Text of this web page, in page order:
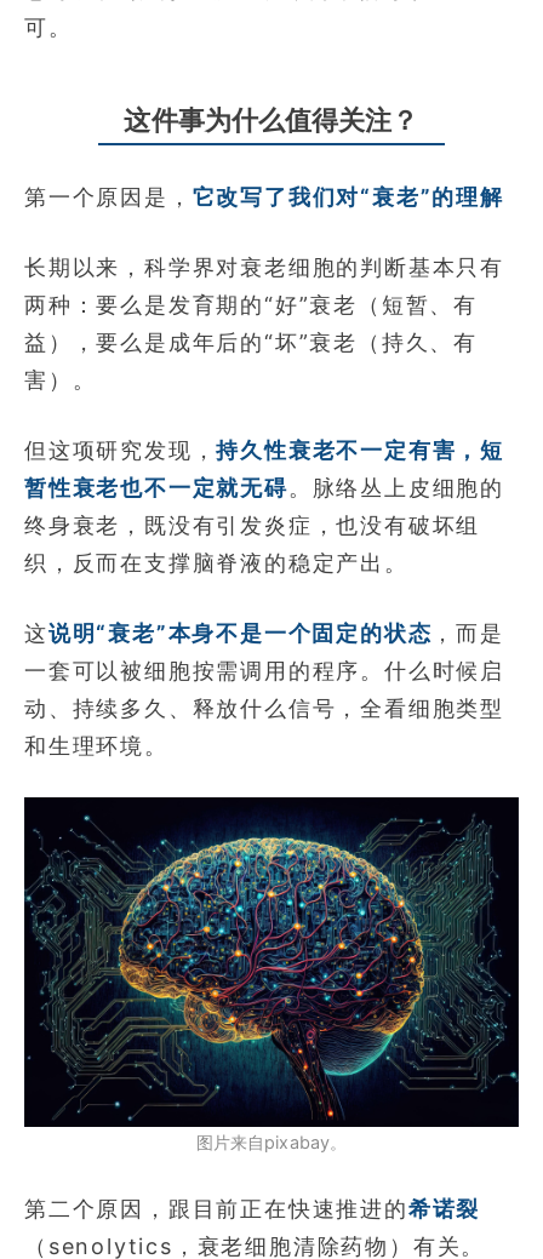
可。
这件事为什么值得关注？
第一个原因是， 它改写了我们对“衰老”的理解
长期以来，科学界对衰老细胞的判断基本只有
两种：要么是发育期的“好”衰老（短暂、有
益），要么是成年后的“坏”衰老（持久、有
害）。
但这项研究发现，持久性衰老不一定有害，短
暂性衰老也不一定就无碍。脉络丛上皮细胞的
终身衰老，既没有引发炎症，也没有破坏组
织，反而在支撑脑脊液的稳定产出。
这说明“衰老”本身不是一个固定的状态 ，而是
一套可以被细胞按需调用的程序。什么时候启
动、持续多久、释放什么信号，全看细胞类型
和生理环境。
图片来自pixabay。
第二个原因，跟目前正在快速推进的希诺裂
（senolytics，衰老细胞清除药物）有关。